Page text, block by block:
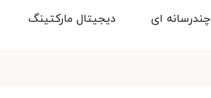
دیجیتال مارکتینگ چندرسانه ای